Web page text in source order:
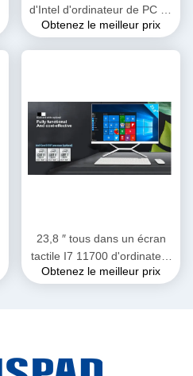
d'Intel d'ordinateur de PC de
jeu d'ordinateur de bureau
Obtenez le meilleur prix
23,8 ″ tous dans un écran
tactile I7 11700 d'ordinateur
de bureau de PC 8 système
Obtenez le meilleur prix